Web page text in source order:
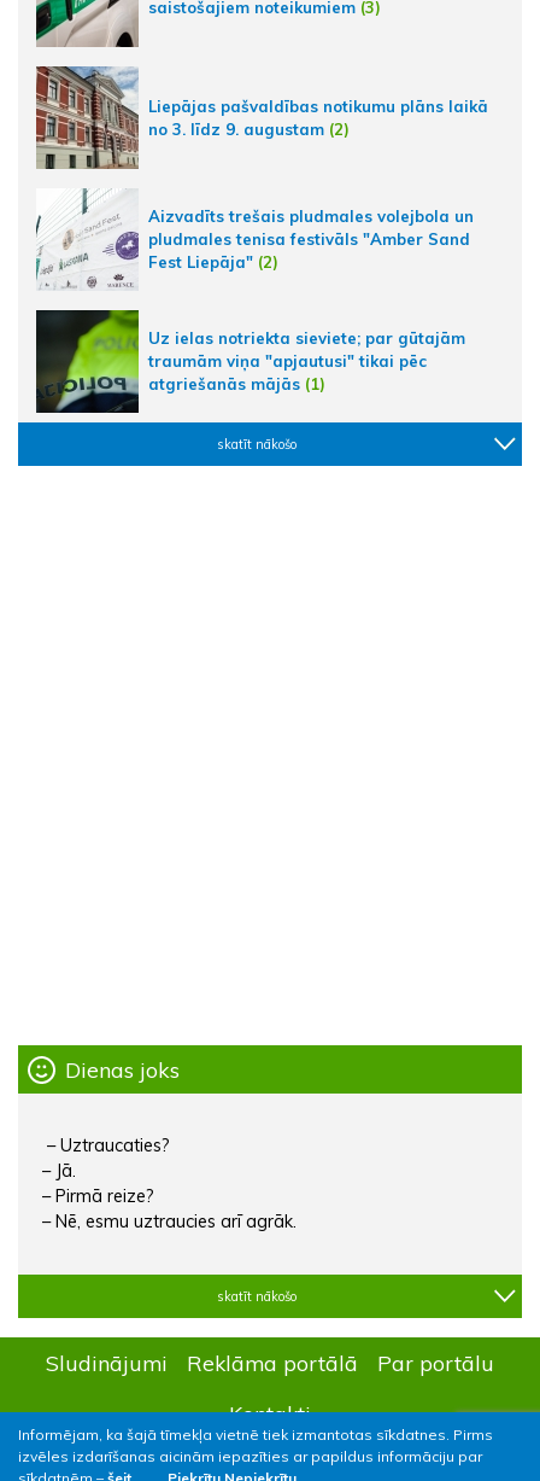
Informējam, ka šajā tīmekļa vietnē tiek izmantotas sīkdatnes. Pirms
izvēles izdarīšanas aicinām iepazīties ar papildus informāciju par
saistošajiem noteikumiem (3)
Liepājas pašvaldības notikumu plāns laikā
no 3. līdz 9. augustam (2)
Aizvadīts trešais pludmales volejbola un
pludmales tenisa festivāls "Amber Sand
Fest Liepāja" (2)
Uz ielas notriekta sieviete; par gūtajām
traumām viņa "apjautusi" tikai pēc
atgriešanās mājās (1)
skatīt nākošo
Dienas joks
– Uztraucaties?
– Jā.
– Pirmā reize?
– Nē, esmu uztraucies arī agrāk.
skatīt nākošo
Sludinājumi Reklāma portālā
Par portālu
Kontakti